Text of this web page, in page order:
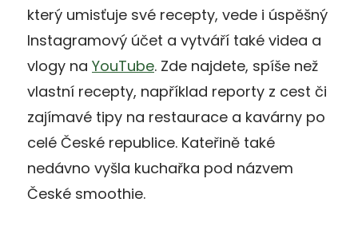
který umisťuje své recepty, vede i úspěšný
Instagramový účet a vytváří také videa a
vlogy na YouTube. Zde najdete, spíše než
vlastní recepty, například reporty z cest či
zajímavé tipy na restaurace a kavárny po
celé České republice. Kateřině také
nedávno vyšla kuchařka pod názvem
České smoothie.